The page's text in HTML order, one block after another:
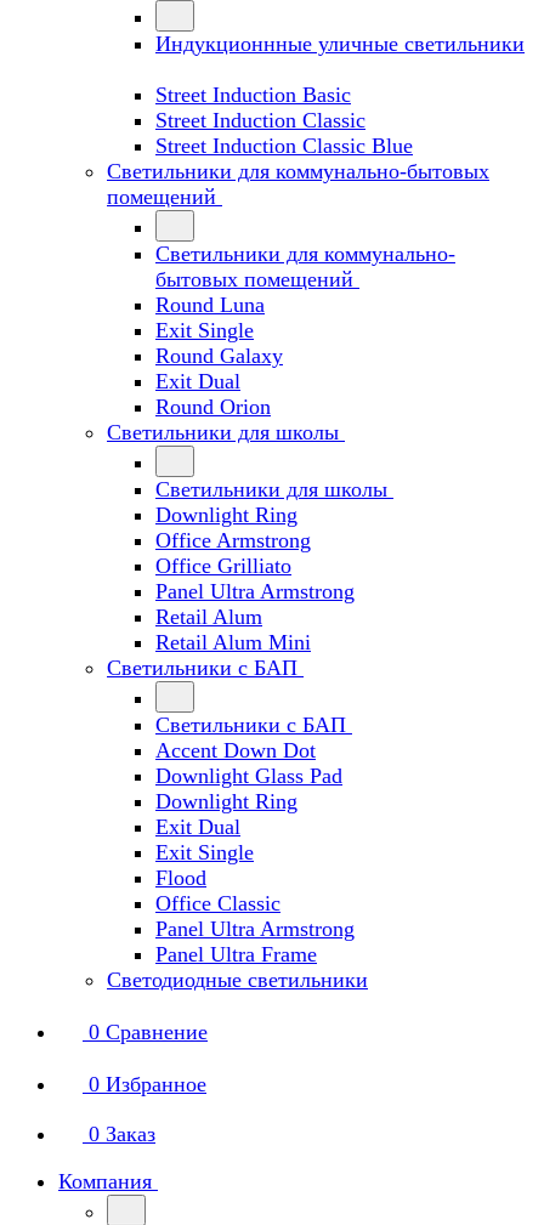
Индукционнные уличные светильники
Street Induction Basic
Street Induction Classic
Street Induction Classic Blue
Светильники для коммунально-бытовых
помещений
Светильники для коммунально-
бытовых помещений
Round Luna
Exit Single
Round Galaxy
Exit Dual
Round Orion
Светильники для школы
Светильники для школы
Downlight Ring
Office Armstrong
Office Grilliato
Panel Ultra Armstrong
Retail Alum
Retail Alum Mini
Светильники с БАП
Светильники с БАП
Accent Down Dot
Downlight Glass Pad
Downlight Ring
Exit Dual
Exit Single
Flood
Office Classic
Panel Ultra Armstrong
Panel Ultra Frame
Светодиодные светильники
0 Сравнение
0 Избранное
0 Заказ
Компания